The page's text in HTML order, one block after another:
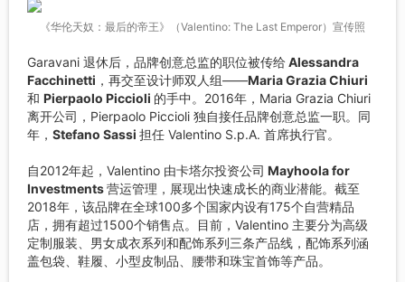
《华伦天奴：最后的帝王》（Valentino: The Last Emperor）宣传照
Garavani 退休后，品牌创意总监的职位被传给Alessandra
Facchinetti ，再交至设计师双人组——Maria Grazia Chiuri
和 Pierpaolo Piccioli 的手中。2016年，Maria Grazia Chiuri
离开公司，Pierpaolo Piccioli 独自接任品牌创意总监一职。同
年， Stefano Sassi 担任 Valentino S.p.A. 首席执行官。
自2012年起，Valentino 由卡塔尔投资公司 Mayhoola for
Investments营运管理，展现出快速成长的商业潜能。截至
2018年，该品牌在全球100多个国家内设有175个自营精品
店，拥有超过1500个销售点。目前，Valentino 主要分为高级
定制服装、男女成衣系列和配饰系列三条产品线，配饰系列涵
盖包袋、鞋履、小型皮制品、腰带和珠宝首饰等产品。